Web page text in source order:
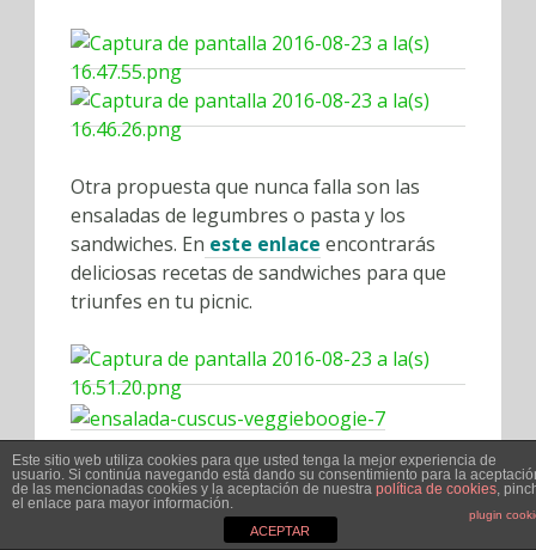
Otra propuesta que nunca falla son las
ensaladas de legumbres o pasta y los
sandwiches. En este enlace encontrarás
deliciosas recetas de sandwiches para que
triunfes en tu picnic.
3. Utiliza el menor packaging
posible
Este sitio web utiliza cookies para que usted tenga la mejor experiencia de
usuario. Si continúa navegando está dando su consentimiento para la
de las mencionadas cookies y la aceptación de nuestra política de cookies,
el enlace para mayor información.
plugin
ACEPTAR